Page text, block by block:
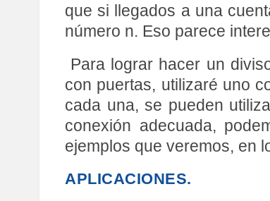
que si llegados a una
número n. Eso parece
Para lograr hacer un
con puertas, utilizaré uno
cada una, se pueden
conexión adecuada,
ejemplos que veremos, en
APLICACIONES.